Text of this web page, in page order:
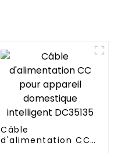
Câble
d'alimentation CC